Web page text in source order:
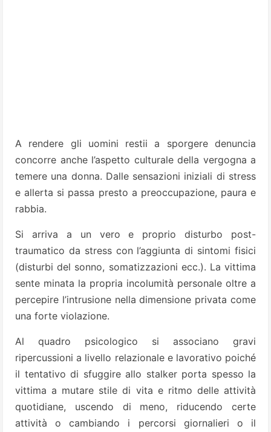
A rendere gli uomini restii a sporgere denuncia
concorre anche l’aspetto culturale della vergogna a
temere una donna. Dalle sensazioni iniziali di stress
e allerta si passa presto a preoccupazione, paura e
rabbia.
Si arriva a un vero e proprio disturbo post-
traumatico da stress con l’aggiunta di sintomi fisici
(disturbi del sonno, somatizzazioni ecc.). La vittima
sente minata la propria incolumità personale oltre a
percepire l’intrusione nella dimensione privata come
una forte violazione.
Al quadro psicologico si associano gravi
ripercussioni a livello relazionale e lavorativo poiché
il tentativo di sfuggire allo stalker porta spesso la
vittima a mutare stile di vita e ritmo delle attività
quotidiane, uscendo di meno, riducendo certe
attività o cambiando i percorsi giornalieri o il